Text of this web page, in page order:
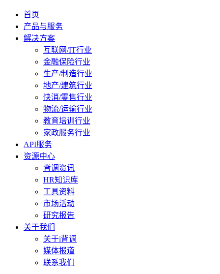
首页
产品与服务
解决方案
互联网/IT行业
金融保险行业
生产/制造行业
地产/建筑行业
快消/零售行业
物流/运输行业
教育培训行业
家政服务行业
API服务
资源中心
背调资讯
HR知识库
工具资料
市场活动
研究报告
关于我们
关于i背调
媒体报道
联系我们